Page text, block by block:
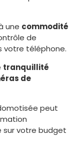
une commodité
de
votre téléphone.
tranquillité
de
peut
sur votre budget